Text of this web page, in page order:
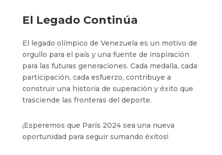
El Legado Continúa
El legado olímpico de Venezuela es un motivo de
orgullo para el país y una fuente de inspiración
para las futuras generaciones. Cada medalla, cada
participación, cada esfuerzo, contribuye a
construir una historia de superación y éxito que
trasciende las fronteras del deporte.
¡Esperemos que París 2024 sea una nueva
oportunidad para seguir sumando éxitos!